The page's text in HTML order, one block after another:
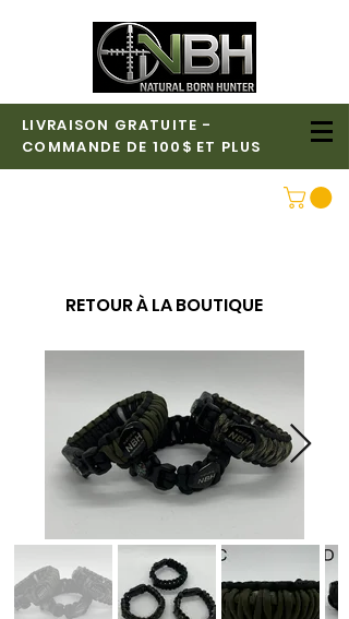
LIVRAISON GRATUITE -
COMMANDE DE 100$ ET PLUS
RETOUR À LA BOUTIQUE